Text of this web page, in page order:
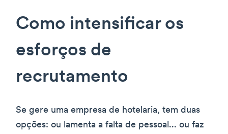
Como intensificar os
esforços de
recrutamento
Se gere uma empresa de hotelaria, tem duas
opções: ou lamenta a falta de pessoal... ou faz